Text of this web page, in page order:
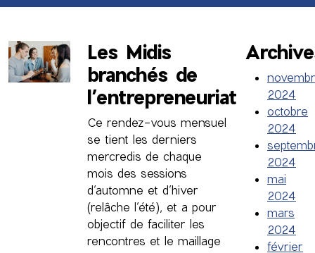
Les Midis
branchés de
l’entrepreneuriat
Ce rendez-vous mensuel
se tient les derniers
mercredis de chaque
mois des sessions
d’automne et d’hiver
(relâche l’été), et a pour
objectif de faciliter les
rencontres et le maillage
2024
octobre
2024
2024
mai
2024
mars
2024
février